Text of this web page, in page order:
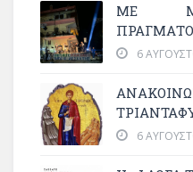
ΜΕ
6
6